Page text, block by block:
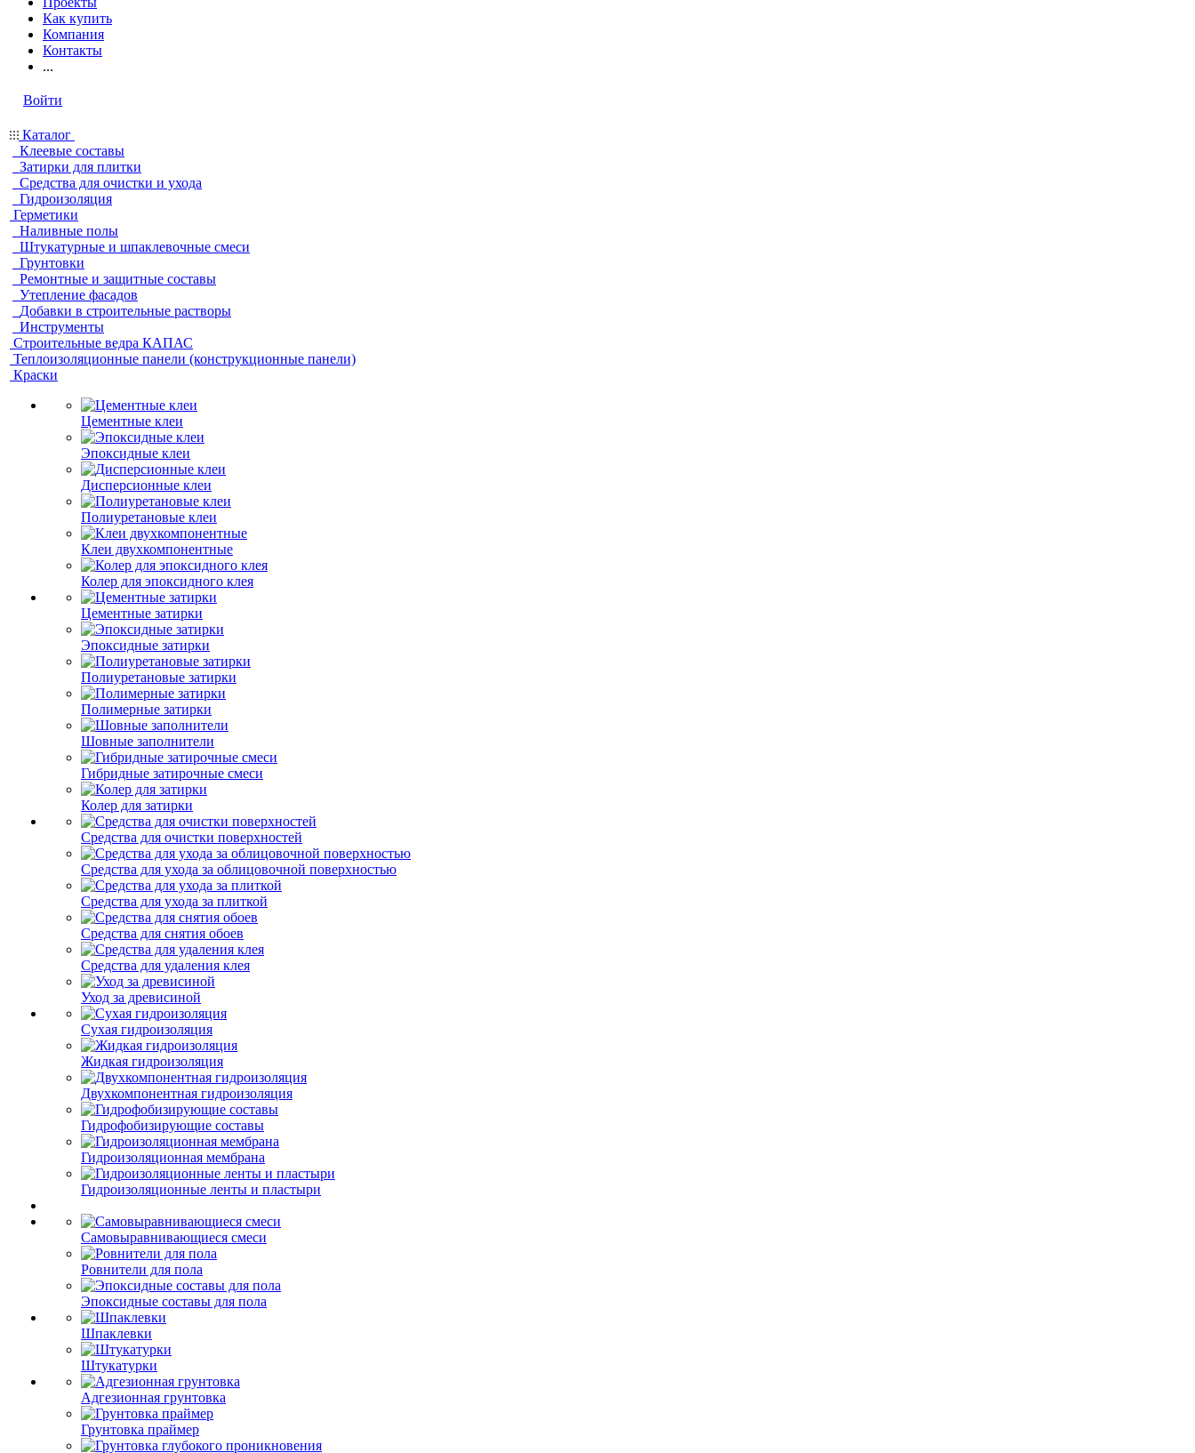
Как купить
Компания
Контакты
...
Войти
Каталог
Клеевые составы
Затирки для плитки
Средства для очистки и ухода
Гидроизоляция
Герметики
Наливные полы
Штукатурные и шпаклевочные смеси
Грунтовки
Ремонтные и защитные составы
Утепление фасадов
Добавки в строительные растворы
Инструменты
Строительные ведра КАПАС
Теплоизоляционные панели (конструкционные панели)
Краски
Цементные клеи
Эпоксидные клеи
Дисперсионные клеи
Полиуретановые клеи
Клеи двухкомпонентные
Колер для эпоксидного клея
Цементные затирки
Эпоксидные затирки
Полиуретановые затирки
Полимерные затирки
Шовные заполнители
Гибридные затирочные смеси
Колер для затирки
Средства для очистки поверхностей
Средства для ухода за облицовочной поверхностью
Средства для ухода за плиткой
Средства для снятия обоев
Средства для удаления клея
Уход за древисиной
Сухая гидроизоляция
Жидкая гидроизоляция
Двухкомпонентная гидроизоляция
Гидрофобизирующие составы
Гидроизоляционная мембрана
Гидроизоляционные ленты и пластыри
Самовыравнивающиеся смеси
Ровнители для пола
Эпоксидные составы для пола
Шпаклевки
Штукатурки
Адгезионная грунтовка
Грунтовка праймер